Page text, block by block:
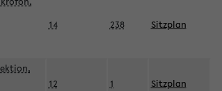
14 238 Sitzplan
12 1 Sitzplan